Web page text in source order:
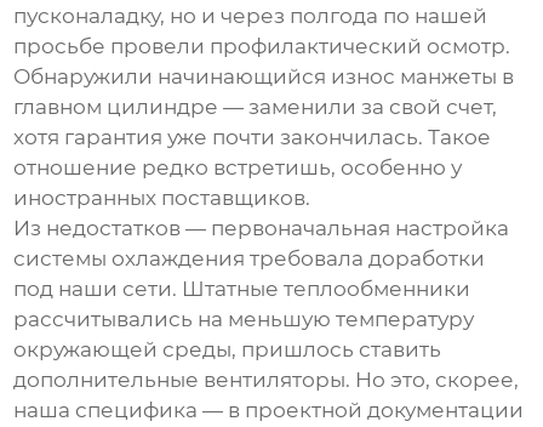
пусконаладку, но и через полгода по нашей
просьбе провели профилактический осмотр.
Обнаружили начинающийся износ манжеты в
главном цилиндре — заменили за свой счет,
хотя гарантия уже почти закончилась. Такое
отношение редко встретишь, особенно у
иностранных поставщиков.
Из недостатков — первоначальная настройка
системы охлаждения требовала доработки
под наши сети. Штатные теплообменники
рассчитывались на меньшую температуру
окружающей среды, пришлось ставить
дополнительные вентиляторы. Но это, скорее,
наша специфика — в проектной документации